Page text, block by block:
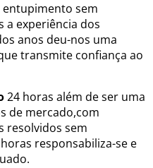
sem
a experiência dos
anos deu-nos uma
transmite confiança ao
24 horas além de ser uma
de mercado,com
resolvidos sem
responsabiliza-se e